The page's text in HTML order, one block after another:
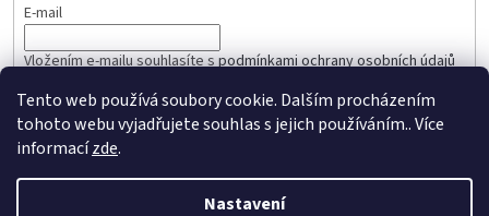
Tento web používá soubory cookie. Dalším procházením
tohoto webu vyjadřujete souhlas s jejich používáním.. Více
informacízde.
Nastavení
E-mail
Vložením e-mailu souhlasíte spodmínkami ochrany osobních údajů
PŘIHLÁSIT SE
Vytvořil Shoptet